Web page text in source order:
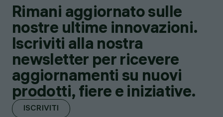
Rimani aggiornato sulle
nostre ultime innovazioni.
Iscriviti alla nostra
newsletter per ricevere
aggiornamenti su nuovi
prodotti, fiere e iniziative.
ISCRIVITI